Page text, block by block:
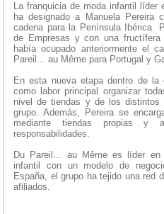
La franquicia de moda infantil líder
ha designado a Manuela Pereira
cadena para la Península Ibérica.
de Empresas y con una
había ocupado anteriormente el
Pareil... au Même para Portugal y
En esta nueva etapa dentro de la
como labor principal organizar
nivel de tiendas y de los distintos
grupo. Además, Pereira se
mediante tiendas propias y
responsabilidades.
Du Pareil... au Même es líder
infantil con un modelo de
España, el grupo ha tejido una red
afiliados.